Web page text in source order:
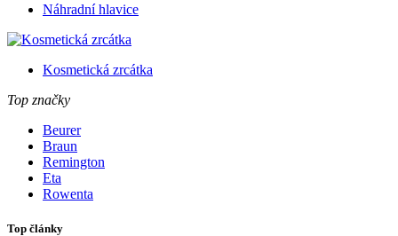
Náhradní hlavice
Kosmetická zrcátka
Top značky
Beurer
Braun
Remington
Eta
Rowenta
Top články